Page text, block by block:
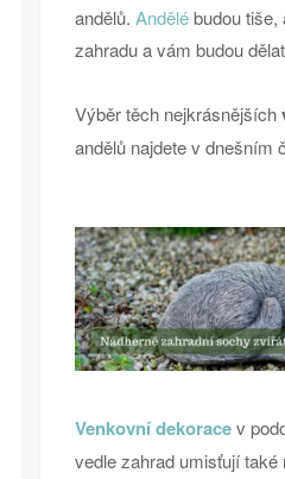
andělů. Andělébudou tiše,
zahradu a vám budou
Výběr těch nejkrásnějších
andělů najdete v dnešním
Venkovní dekoracev
vedle zahrad umisťují také